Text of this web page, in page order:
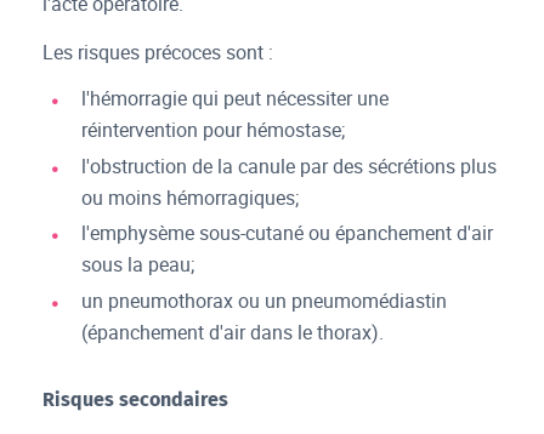
Les risques précoces sont :
l'hémorragie qui peut nécessiter une
réintervention pour hémostase;
l'obstruction de la canule par des sécrétions plus
ou moins hémorragiques;
l'emphysème sous-cutané ou épanchement d'air
sous la peau;
un pneumothorax ou un pneumomédiastin
(épanchement d'air dans le thorax).
Risques secondaires